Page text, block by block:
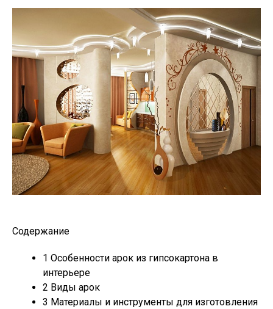
Содержание
1 Особенности арок из гипсокартона в
интерьере
2 Виды арок
3 Материалы и инструменты для изготовления